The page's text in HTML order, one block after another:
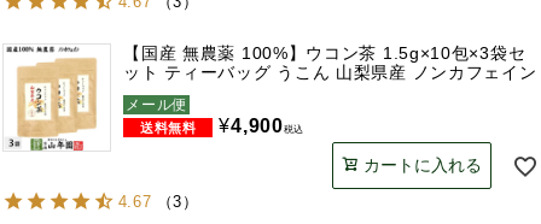
【国産 無農薬 100%】ウコン茶 1.5g×10包×3袋セ
ット ティーバッグ うこん 山梨県産 ノンカフェイン
メール便
¥4,900税込
カートに入れる
4.67 （3 ）